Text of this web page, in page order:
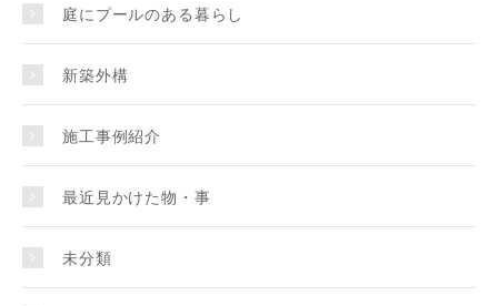
庭にプールのある暮らし
新築外構
施工事例紹介
最近見かけた物・事
未分類